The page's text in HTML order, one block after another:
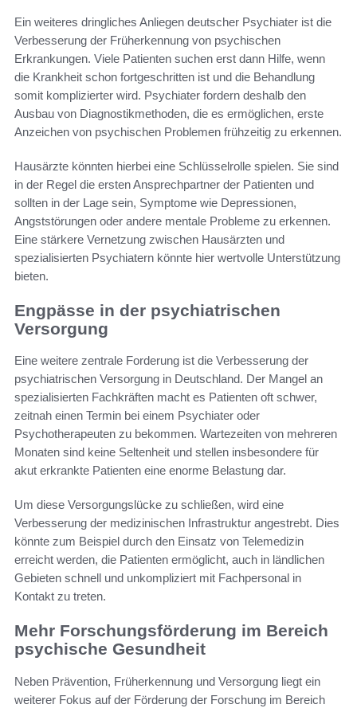
Ein weiteres dringliches Anliegen deutscher Psychiater ist die
Verbesserung der Früherkennung von psychischen
Erkrankungen. Viele Patienten suchen erst dann Hilfe, wenn
die Krankheit schon fortgeschritten ist und die Behandlung
somit komplizierter wird. Psychiater fordern deshalb den
Ausbau von Diagnostikmethoden, die es ermöglichen, erste
Anzeichen von psychischen Problemen frühzeitig zu erkennen.
Hausärzte könnten hierbei eine Schlüsselrolle spielen. Sie sind
in der Regel die ersten Ansprechpartner der Patienten und
sollten in der Lage sein, Symptome wie Depressionen,
Angststörungen oder andere mentale Probleme zu erkennen.
Eine stärkere Vernetzung zwischen Hausärzten und
spezialisierten Psychiatern könnte hier wertvolle Unterstützung
bieten.
Engpässe in der psychiatrischen
Versorgung
Eine weitere zentrale Forderung ist die Verbesserung der
psychiatrischen Versorgung in Deutschland. Der Mangel an
spezialisierten Fachkräften macht es Patienten oft schwer,
zeitnah einen Termin bei einem Psychiater oder
Psychotherapeuten zu bekommen. Wartezeiten von mehreren
Monaten sind keine Seltenheit und stellen insbesondere für
akut erkrankte Patienten eine enorme Belastung dar.
Um diese Versorgungslücke zu schließen, wird eine
Verbesserung der medizinischen Infrastruktur angestrebt. Dies
könnte zum Beispiel durch den Einsatz von Telemedizin
erreicht werden, die Patienten ermöglicht, auch in ländlichen
Gebieten schnell und unkompliziert mit Fachpersonal in
Kontakt zu treten.
Mehr Forschungsförderung im Bereich
psychische Gesundheit
Neben Prävention, Früherkennung und Versorgung liegt ein
weiterer Fokus auf der Förderung der Forschung im Bereich